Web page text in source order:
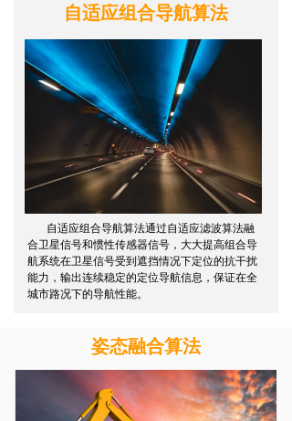
姿态融合算法
自适应组合导航算法通过自适应滤波算法融
合卫星信号和惯性传感器信号，大大提高组合导
航系统在卫星信号受到遮挡情况下定位的抗干扰
能力，输出连续稳定的定位导航信息，保证在全
城市路况下的导航性能。
自适应组合导航算法